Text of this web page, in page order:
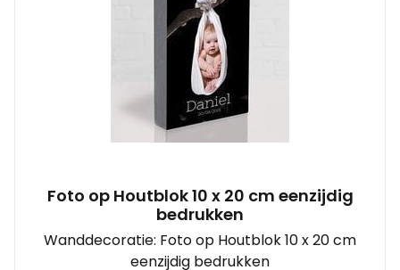
Foto op Houtblok 10 x 20 cm eenzijdig
bedrukken
Wanddecoratie: Foto op Houtblok 10 x 20 cm
eenzijdig bedrukken